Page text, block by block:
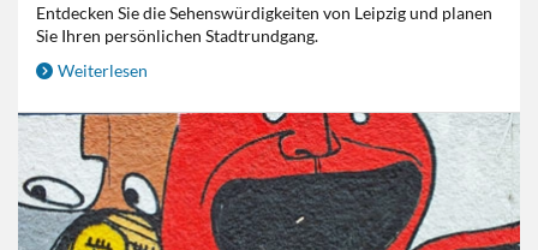
Entdecken Sie die Sehenswürdigkeiten von Leipzig und planen
Sie Ihren persönlichen Stadtrundgang.
Weiterlesen